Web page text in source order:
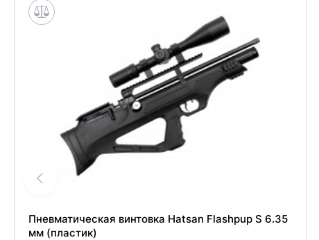
Пневматическая винтовка Hatsan Flashpup S 6.35
мм (пластик)